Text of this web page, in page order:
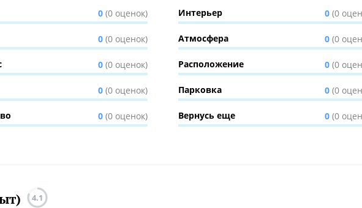
0 (0 оценок)
0 (0 оценок)
0 (0 оценок)
0 (0 оценок)
0 (0 оценок)
Интерьер 0 (0
Атмосфера 0 (0
Расположение 0 (0
Парковка 0 (0
Вернусь еще 0 (0
4.1